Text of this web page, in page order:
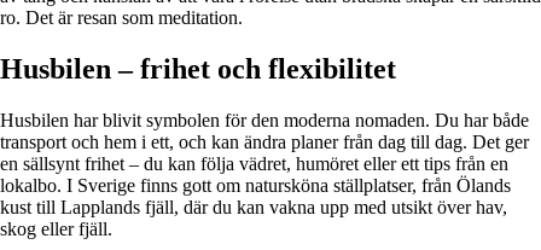
ro. Det är resan som meditation.
Husbilen – frihet och flexibilitet
Husbilen har blivit symbolen för den moderna nomaden. Du har både
transport och hem i ett, och kan ändra planer från dag till dag. Det ger
en sällsynt frihet – du kan följa vädret, humöret eller ett tips från en
lokalbo. I Sverige finns gott om natursköna ställplatser, från Ölands
kust till Lapplands fjäll, där du kan vakna upp med utsikt över hav,
skog eller fjäll.